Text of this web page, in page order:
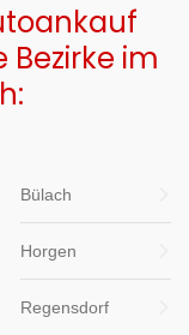
im
Bülach
Horgen
Regensdorf